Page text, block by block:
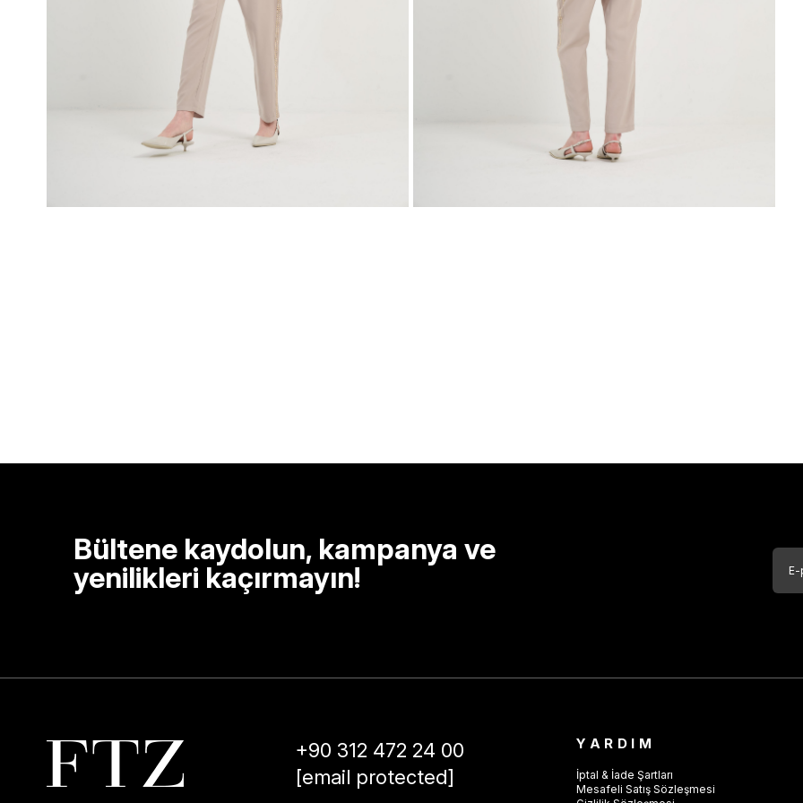
Bültene kaydolun, kampanya ve
yenilikleri kaçırmayın!
+90 312 472 24 00
[email protected]
YARDIM
İptal & İade Şartları
Mesafeli Satış Sözleşmesi